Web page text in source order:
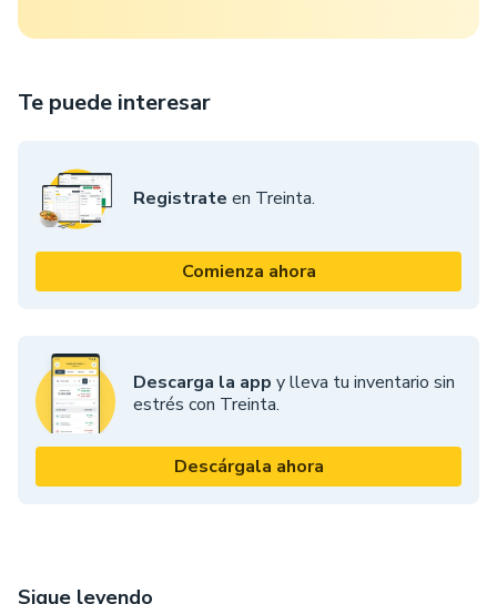
Te puede interesar
Registrate en Treinta.
Comienza ahora
Descarga la app y lleva tu inventario sin
estrés con Treinta.
Descárgala ahora
Sigue leyendo